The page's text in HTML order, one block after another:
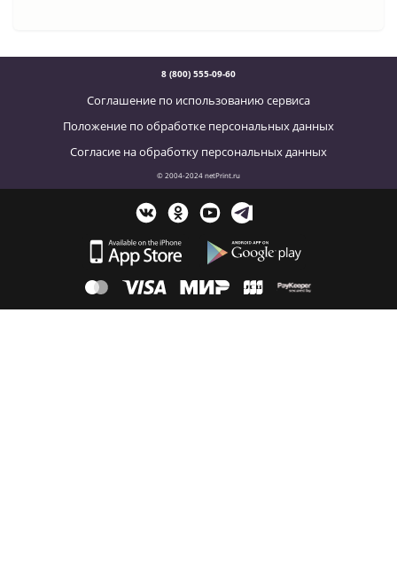
8 (800) 555-09-60
Соглашение по использованию сервиса
Положение по обработке персональных данных
Согласие на обработку персональных данных
© 2004-2024 netPrint.ru